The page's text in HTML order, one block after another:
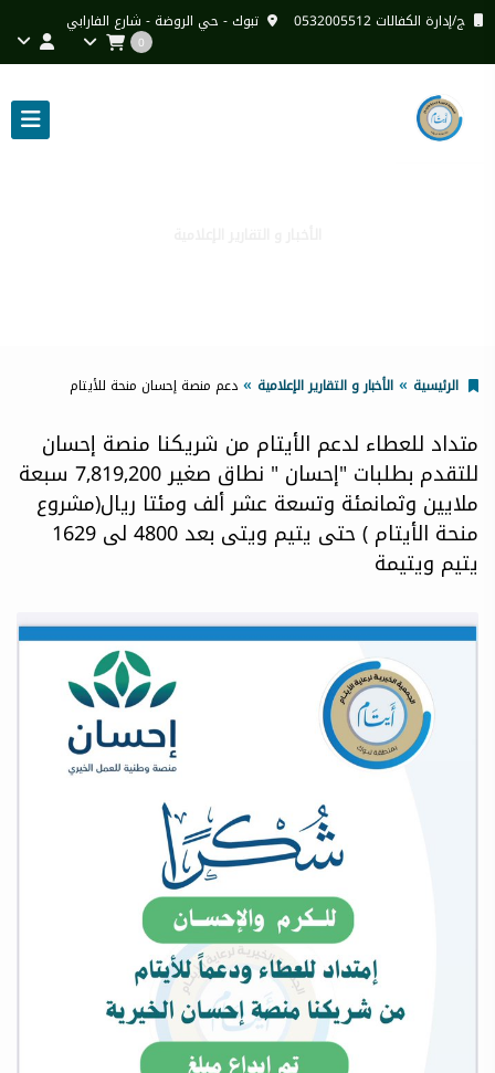
ج/إدارة الكفالات 0532005512 تبوك - حي الروضة - شارع الفارابي
0
الرئيسية الأخبار و التقارير الإعلامية دعم منصة إحسان منحة للأيتام
متداد للعطاء لدعم الأيتام من شريكنا منصة إحسان
للتقدم بطلبات "إحسان " نطاق صغير 7,819,200 سبعة
ملايين وثمانمئة وتسعة عشر ألف ومئتا ريال(مشروع
منحة الأيتام ) حتى يتيم ويتى بعد 4800 لى 1629
يتيم ويتيمة